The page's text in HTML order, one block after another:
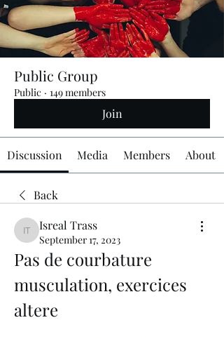
Public Group
Public · 149 members
Join
Discussion Media Members About
Back
Isreal Trass
Isreal Trass
September 17, 2023
Pas de courbature
musculation, exercices
altere